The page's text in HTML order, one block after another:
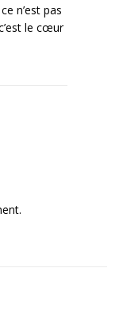
n’est pas
le cœur